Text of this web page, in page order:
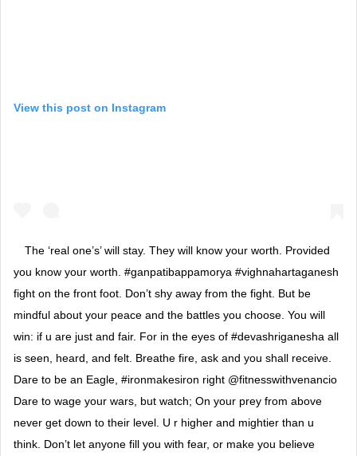
View this post on Instagram
The ‘real one’s’ will stay. They will know your worth. Provided
you know your worth. #ganpatibappamorya #vighnahartaganesh
fight on the front foot. Don’t shy away from the fight. But be
mindful about your peace and the battles you choose. You will
win: if u are just and fair. For in the eyes of #devashriganesha all
is seen, heard, and felt. Breathe fire, ask and you shall receive.
Dare to be an Eagle, #ironmakesiron right @fitnesswithvenancio
Dare to wage your wars, but watch; On your prey from above
never get down to their level. U r higher and mightier than u
think. Don’t let anyone fill you with fear, or make you believe